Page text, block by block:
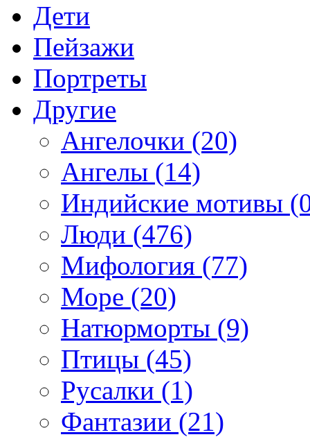
Дети
Пейзажи
Портреты
Другие
Ангелочки (20)
Ангелы (14)
Индийские мотивы
Люди (476)
Мифология (77)
Море (20)
Натюрморты (9)
Птицы (45)
Русалки (1)
Фантазии (21)